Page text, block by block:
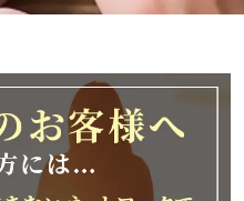
次対応させて頂きま
、何卒ご理解の程
。